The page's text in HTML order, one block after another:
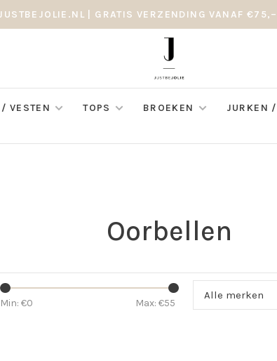
| GRATIS VERZENDING VANAF
VESTEN TOPS BROEKEN JURKEN
Oorbellen
Min: €0 Max: €55
Alle merken